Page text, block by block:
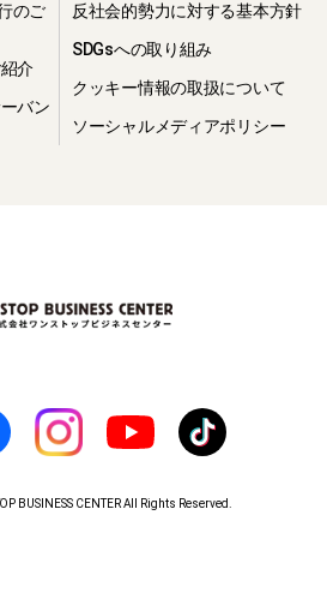
のご
介
バン
反社会的勢力に対する基本方針
SDGsへの取り組み
クッキー情報の取扱について
ソーシャルメディアポリシー
BUSINESS CENTER All Rights Reserved.